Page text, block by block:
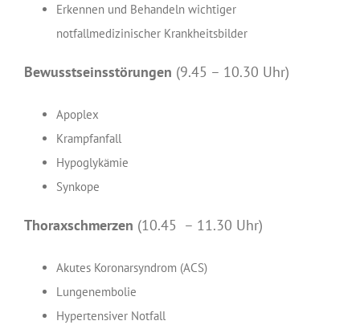
Erkennen und Behandeln wichtiger
notfallmedizinischer Krankheitsbilder
Bewusstseinsstörungen (9.45 – 10.30 Uhr)
Apoplex
Krampfanfall
Hypoglykämie
Synkope
Thoraxschmerzen (10.45 – 11.30 Uhr)
Akutes Koronarsyndrom (ACS)
Lungenembolie
Hypertensiver Notfall